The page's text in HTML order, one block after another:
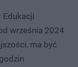
Edukacji
września 2024
ma być